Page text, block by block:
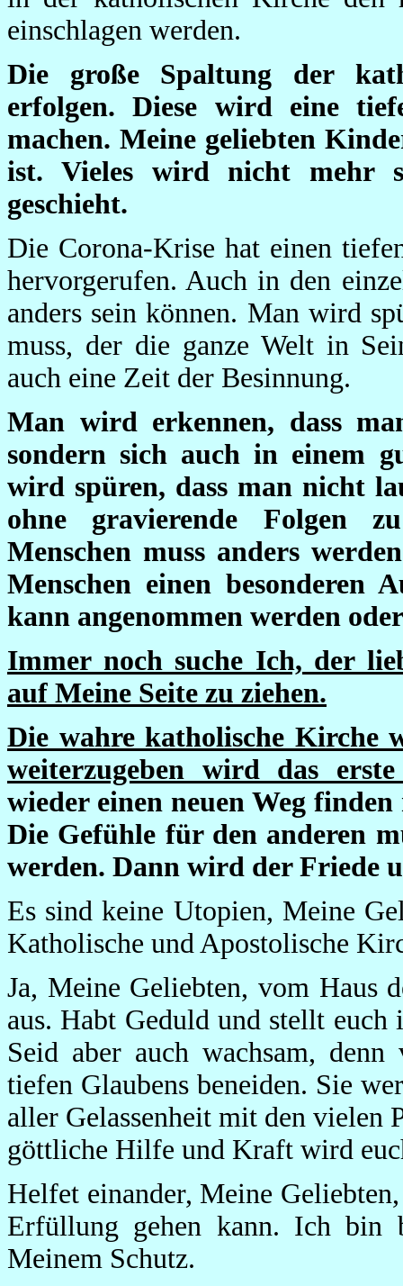
einschlagen werden.
Die große Spaltung der
erfolgen. Diese wird eine
machen. Meine geliebten
ist. Vieles wird nicht mehr
geschieht.
Die Corona-Krise hat einen
hervorgerufen. Auch in den
anders sein können. Man wird
muss, der die ganze Welt in
auch eine Zeit der Besinnung.
Man wird erkennen, dass
sondern sich auch in einem
wird spüren, dass man nicht
ohne gravierende Folgen
Menschen muss anders
Menschen einen besonderen
kann angenommen werden
Immer noch suche Ich, der
auf Meine Seite zu ziehen.
Die wahre katholische Kirche
weiterzugeben wird das
wieder einen neuen Weg
Die Gefühle für den anderen
werden. Dann wird der Friede
Es sind keine Utopien, Meine
Katholische und Apostolische
Ja, Meine Geliebten, vom Haus
aus. Habt Geduld und stellt
Seid aber auch wachsam,
tiefen Glaubens beneiden. Sie
aller Gelassenheit mit den vielen
göttliche Hilfe und Kraft wird
Helfet einander, Meine
Erfüllung gehen kann. Ich bin
Meinem Schutz.